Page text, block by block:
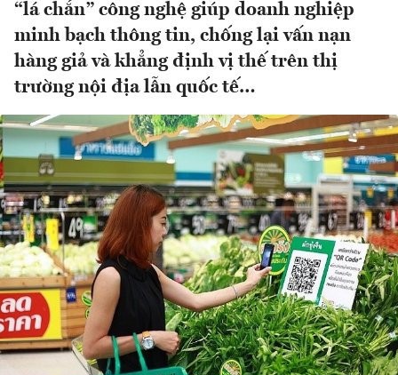
“lá chắn” công nghệ giúp doanh nghiệp
minh bạch thông tin, chống lại vấn nạn
hàng giả và khẳng định vị thế trên thị
trường nội địa lẫn quốc tế…